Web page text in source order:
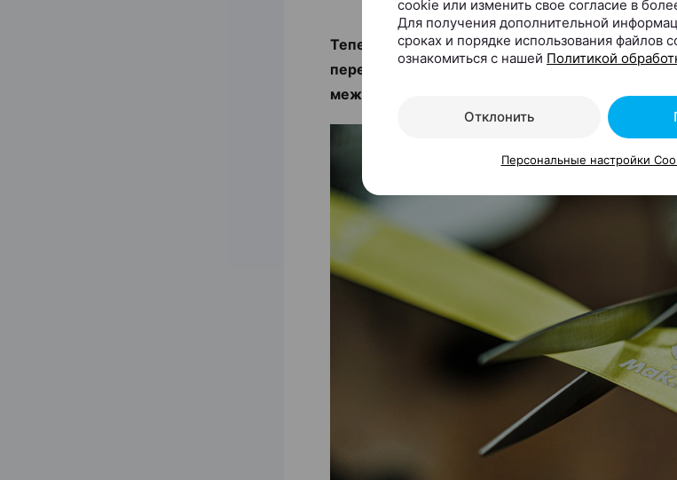
Теперь пассажиры могут заказать любимый
перед вылетом независимо от того,
международным рейсом.
cookie или изменить свое согласие в
Для получения дополнительной
сроках и порядке использования файлов
ознакомиться с нашей Политикой
Отклонить
Персональные настройки